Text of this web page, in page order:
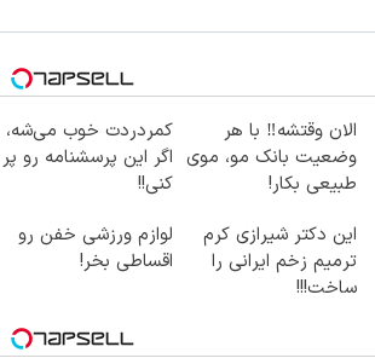
الان وقتشه‼️ با هر
وضعیت بانک مو، موی
طبیعی بکار!
کمردردت خوب می‌شه،
اگر این پرسشنامه رو پر
کنی!!
این دکتر شیرازی کرم
ترمیم زخم ایرانی را
ساخت!!!
لوازم ورزشی خفن رو
اقساطی بخر!